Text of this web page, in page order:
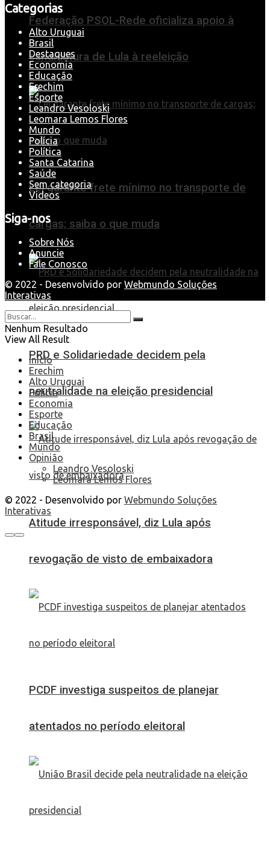
Federação PSOL-Rede oficializa apoio à
candidatura de Lula à reeleição
Lei garante frete mínimo no transporte de
cargas; saiba o que muda
PRD e Solidariedade decidem pela
neutralidade na eleição presidencial
Atitude irresponsável, diz Lula após
revogação de visto de embaixadora
PCDF investiga suspeitos de planejar
atentados no período eleitoral
Categorias
Alto Uruguai
Brasil
Destaques
Economia
Educação
Erechim
Esporte
Leandro Vesoloski
Leomara Lemos Flores
Mundo
Polícia
Política
Santa Catarina
Saúde
Sem categoria
Videos
Siga-nos
Sobre Nós
Anuncie
Fale Conosco
© 2022 - Desenvolvido por Webmundo Soluções
Interativas
Nenhum Resultado
View All Result
Início
Erechim
Alto Uruguai
Polícia
Economia
Esporte
Educação
Brasil
Mundo
Opinião
Leandro Vesoloski
Leomara Lemos Flores
© 2022 - Desenvolvido por Webmundo Soluções
Interativas